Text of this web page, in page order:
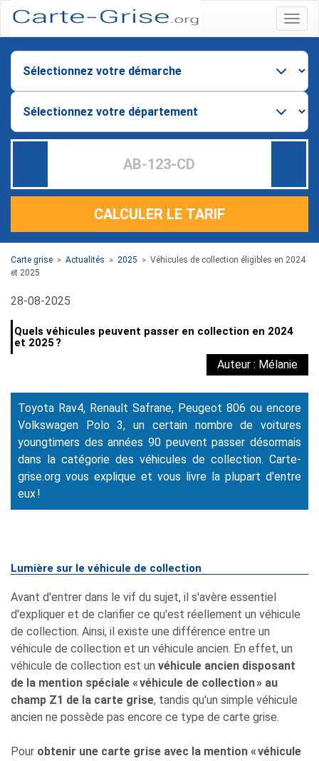
Menu
CALCULER LE TARIF
Carte grise > Actualités > 2025 > Véhicules de collection éligibles en 2024
et 2025
28-08-2025
Quels véhicules peuvent passer en collection en 2024
et 2025 ?
Auteur : Mélanie
Toyota Rav4, Renault Safrane, Peugeot 806 ou encore
Volkswagen Polo 3, un certain nombre de voitures
youngtimers des années 90 peuvent passer désormais
dans la catégorie des véhicules de collection. Carte-
grise.org vous explique et vous livre la plupart d'entre
eux !
Lumière sur le véhicule de collection
Avant d'entrer dans le vif du sujet, il s'avère essentiel
d'expliquer et de clarifier ce qu'est réellement un véhicule
de collection. Ainsi, il existe une différence entre un
véhicule de collection et un véhicule ancien. En effet, un
véhicule de collection est un véhicule ancien disposant
de la mention spéciale « véhicule de collection » au
champ Z1 de la carte grise, tandis qu'un simple véhicule
ancien ne possède pas encore ce type de carte grise.
Pour obtenir une carte grise avec la mention « véhicule